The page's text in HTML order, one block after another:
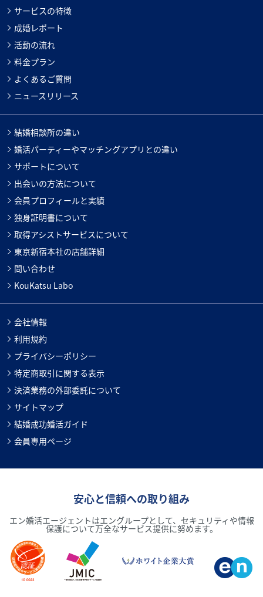
サービスの特徴
成婚レポート
活動の流れ
料金プラン
よくあるご質問
ニュースリリース
結婚相談所の違い
婚活パーティーやマッチングアプリとの違い
サポートについて
出会いの方法について
会員プロフィールと実績
独身証明書について
取得アシストサービスについて
東京新宿本社の店舗詳細
問い合わせ
KouKatsu Labo
会社情報
利用規約
プライバシーポリシー
特定商取引に関する表示
決済業務の外部委託について
サイトマップ
結婚成功婚活ガイド
会員専用ページ
安心と信頼への取り組み
エン婚活エージェントはエングループとして、セキュリティや情報
保護について万全なサービス提供に努めます。